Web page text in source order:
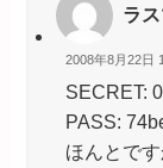
ラ
2008年8月22日
SECRET: 0
PASS:
ほんとで